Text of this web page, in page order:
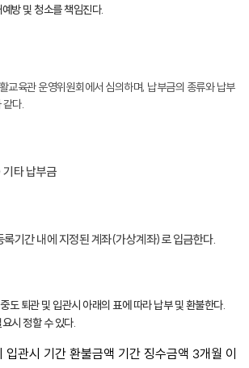
방 및 청소를 책임진다.
교육관 운영위원회에서 심의하며, 납부금의 종류와 납부
같다.
타 납부금
록기간 내에 지정된 계좌(가상계좌)로 입금한다.
도 퇴관 및 입관시 아래의 표에 따라 납부 및 환불한다.
시 정할 수 있다.
입관시 기간 환불금액 기간 징수금액 3개월 이